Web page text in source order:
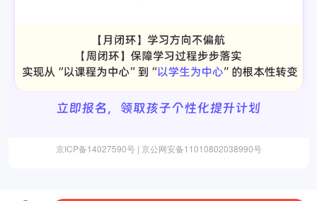
京ICP备14027590号 | 京公网安备11010802038990号